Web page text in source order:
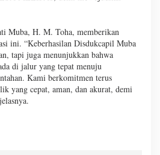
Muba, H. M. Toha, memberikan
ini. “Keberhasilan Disdukcapil Muba
tapi juga menunjukkan bahwa
di jalur yang tepat menuju
Kami berkomitmen terus
yang cepat, aman, dan akurat, demi